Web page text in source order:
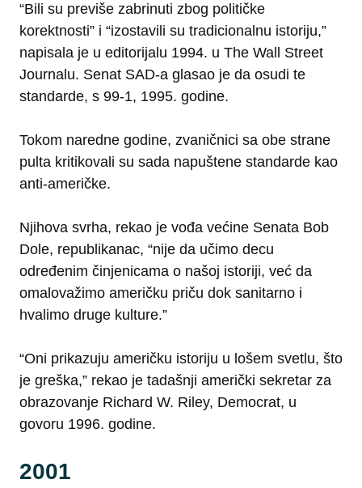
“Bili su previše zabrinuti zbog političke
korektnosti” i “izostavili su tradicionalnu istoriju,”
napisala je u editorijalu 1994. u The Wall Street
Journalu. Senat SAD-a glasao je da osudi te
standarde, s 99-1, 1995. godine.
Tokom naredne godine, zvaničnici sa obe strane
pulta kritikovali su sada napuštene standarde kao
anti-američke.
Njihova svrha, rekao je vođa većine Senata Bob
Dole, republikanac, “nije da učimo decu
određenim činjenicama o našoj istoriji, već da
omalovažimo američku priču dok sanitarno i
hvalimo druge kulture.”
“Oni prikazuju američku istoriju u lošem svetlu, što
je greška,” rekao je tadašnji američki sekretar za
obrazovanje Richard W. Riley, Democrat, u
govoru 1996. godine.
2001